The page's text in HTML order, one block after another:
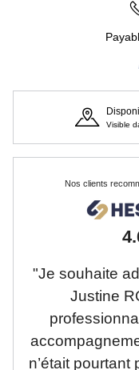
Visible
Nos clients
"Je souhaite
Justine
n’était